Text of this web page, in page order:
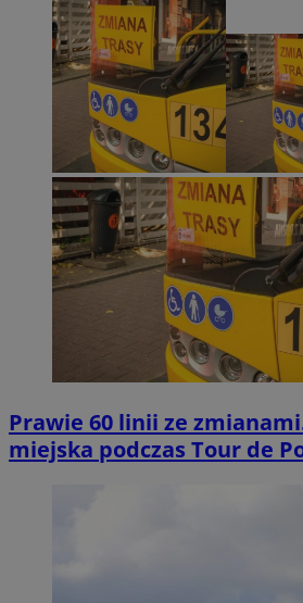
Prawie 60 linii ze
miejska podczas Tour de